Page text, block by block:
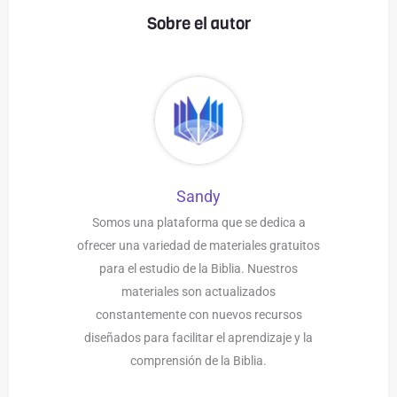
Sobre el autor
Sandy
Somos una plataforma que se dedica a
ofrecer una variedad de materiales gratuitos
para el estudio de la Biblia. Nuestros
materiales son actualizados
constantemente con nuevos recursos
diseñados para facilitar el aprendizaje y la
comprensión de la Biblia.